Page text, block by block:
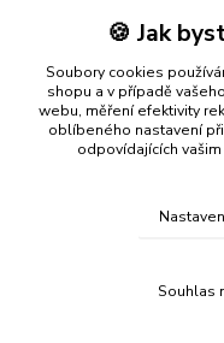
Kontakty
S čím Vám
🍪 Jak
Soubory cookies
shopu a v případě
webu, měření efektivity
oblíbeného nastavení
odpovídajících
Souhlas